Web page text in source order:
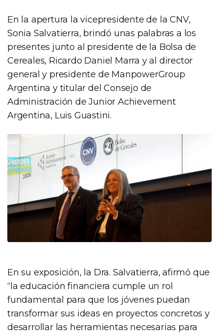
En la apertura la vicepresidente de la CNV,
Sonia Salvatierra, brindó unas palabras a los
presentes junto al presidente de la Bolsa de
Cereales, Ricardo Daniel Marra y al director
general y presidente de ManpowerGroup
Argentina y titular del Consejo de
Administración de Junior Achievement
Argentina, Luis Guastini.
En su exposición, la Dra. Salvatierra, afirmó que
“la educación financiera cumple un rol
fundamental para que los jóvenes puedan
transformar sus ideas en proyectos concretos y
desarrollar las herramientas necesarias para